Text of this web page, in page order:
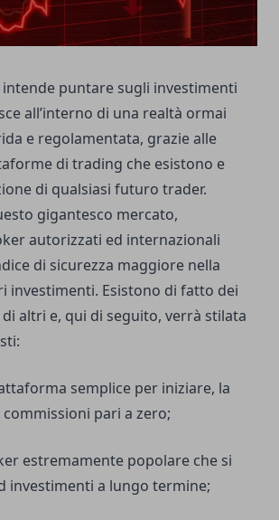
puntare sugli investimenti
all’interno di una realtà ormai
e regolamentata, grazie alle
di trading che esistono e
di qualsiasi futuro trader.
gigantesco mercato,
autorizzati ed internazionali
di sicurezza maggiore nella
investimenti. Esistono di fatto dei
altri e, qui di seguito, verrà stilata
semplice per iniziare, la
pari a zero;
estremamente popolare che si
investimenti a lungo termine;